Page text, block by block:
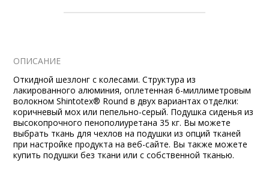
ОПИСАНИЕ
Откидной шезлонг с колесами. Структура из
лакированного алюминия, оплетенная 6-миллиметровым
волокном Shintotex® Round в двух вариантах отделки:
коричневый мох или пепельно-серый. Подушка сиденья из
высокопрочного пенополиуретана 35 кг. Вы можете
выбрать ткань для чехлов на подушки из опций тканей
при настройке продукта на веб-сайте. Вы также можете
купить подушки без ткани или с собственной тканью.